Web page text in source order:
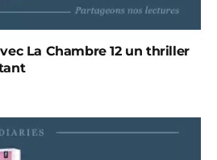
La Chambre 12 un thriller